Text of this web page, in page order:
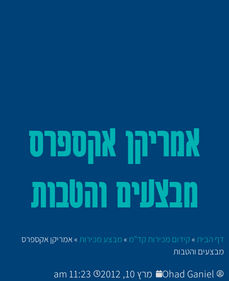
אמריקן אקספרס
מבצעים והטבות
דף הבית»קידום מכירות קד"מ» מבצע מכירות»אמריקן אקספרס
מבצעים והטבות
Ohad Ganiel מרץ 10, 2012 11:23 am